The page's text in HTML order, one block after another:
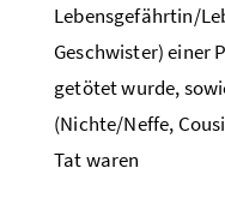
Lebensgefährtin/
Geschwister) einer
getötet wurde,
(Nichte/Neffe,
Tat waren